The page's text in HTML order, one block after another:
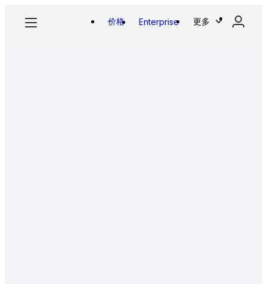
价格 Enterprise 更多